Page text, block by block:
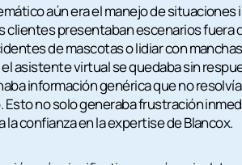
aún era el manejo de
clientes presentaban escenarios fuera
de mascotas o lidiar con
asistente virtual se quedaba sin
información genérica que no
Esto no solo generaba frustración
la confianza en la expertise de Blancox.